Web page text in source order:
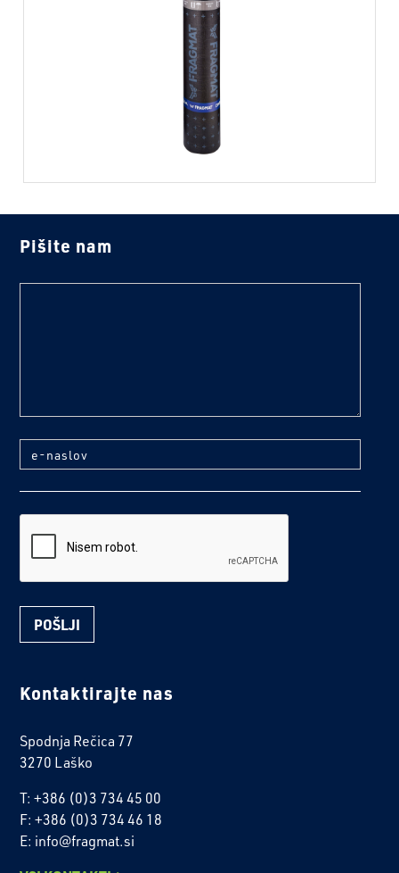
Pišite nam
e-naslov
Kontaktirajte nas
Spodnja Rečica 77
3270 Laško
T: +386 (0)3 734 45 00
F: +386 (0)3 734 46 18
E: info@fragmat.si